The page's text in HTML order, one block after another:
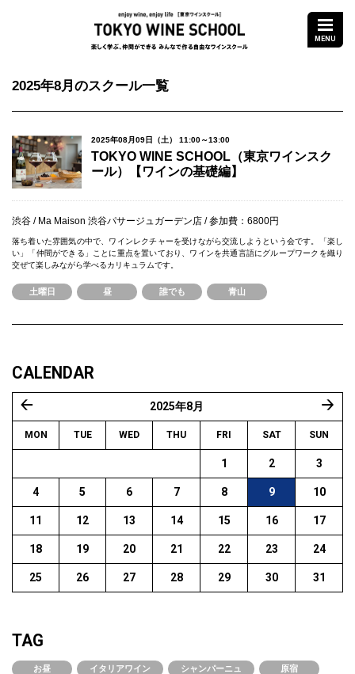
enjoy wine,enjoy life
TOKYO WINE
楽しく学ぶ、仲間
MENU
2025年8月のスクール一覧
2025年08月09日（土） 11:00～13:00
TOKYO WINE SCHOOL（東京ワインスク
ール）【ワインの基礎編】
渋谷 Ma Maison 渋谷パサージュガーデン店 参加費：6800円
落ち着いた雰囲気の中で、ワインレクチャーを受けながら交流しようという会です。「楽し
い」「仲間ができる」ことに重点を置いており、ワインを共通言語にグループワークを織り
交ぜて楽しみながら学べるカリキュラムです。
土曜日 昼 誰でも 青山
CALENDAR
2025年8月
MON TUE WED THU FRI SAT SUN
1 2 3
4 5 6 7 8 9 10
11 12 13 14 15 16 17
18 19 20 21 22 23 24
25 26 27 28 29 30 31
TAG
お昼 イタリアワイン シャンパーニュ 原宿